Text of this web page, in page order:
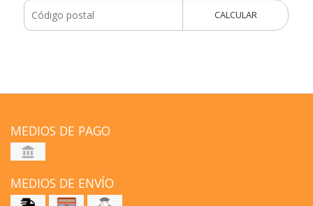
CALCULAR
MEDIOS DE PAGO
MEDIOS DE ENVÍO